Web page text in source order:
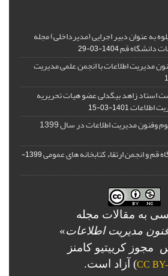
به عنوان دبیر اجرایی (مدیرداخلی) مجله
دانشگاه قم1404-03-29
مدیریت اطلاعات با انجمن علمی مدیریت
زاهد بیگدلی عضو هیات تحریریه
اطلاعات1401-03-15
مدیریت اطلاعات در سال 1399
قم و انجمن ارتقاء کتابخانه های عمومی
1399-
به مقالات مجله
مدیریت اطلاعات»
مجوز کرییتیو کامنز
CC) آزاد است.